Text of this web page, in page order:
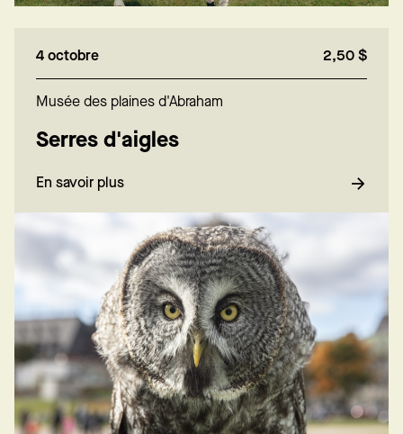
4 octobre 2,50 $
Musée des plaines d'Abraham
Serres d'aigles
En savoir plus